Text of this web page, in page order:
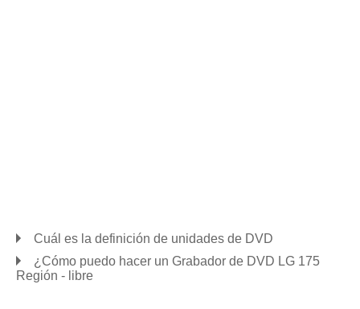
Cuál es la definición de unidades de DVD
¿Cómo puedo hacer un Grabador de DVD LG 175
Región - libre